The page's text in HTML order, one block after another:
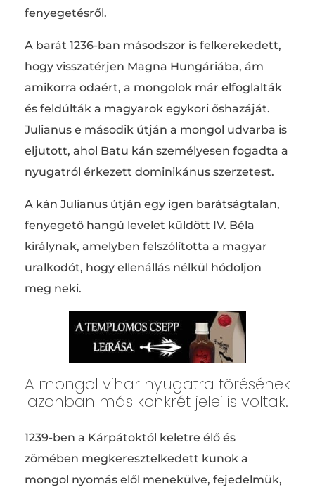
fenyegetésről.
A barát 1236-ban másodszor is felkerekedett,
hogy visszatérjen Magna Hungáriába, ám
amikorra odaért, a mongolok már elfoglalták
és feldúlták a magyarok egykori őshazáját.
Julianus e második útján a mongol udvarba is
eljutott, ahol Batu kán személyesen fogadta a
nyugatról érkezett dominikánus szerzetest.
A kán Julianus útján egy igen barátságtalan,
fenyegető hangú levelet küldött IV. Béla
királynak, amelyben felszólította a magyar
uralkodót, hogy ellenállás nélkül hódoljon
meg neki.
A mongol vihar nyugatra törésének
azonban más konkrét jelei is voltak.
1239-ben a Kárpátoktól keletre élő és
zömében megkeresztelkedett kunok a
mongol nyomás elől menekülve, fejedelmük,